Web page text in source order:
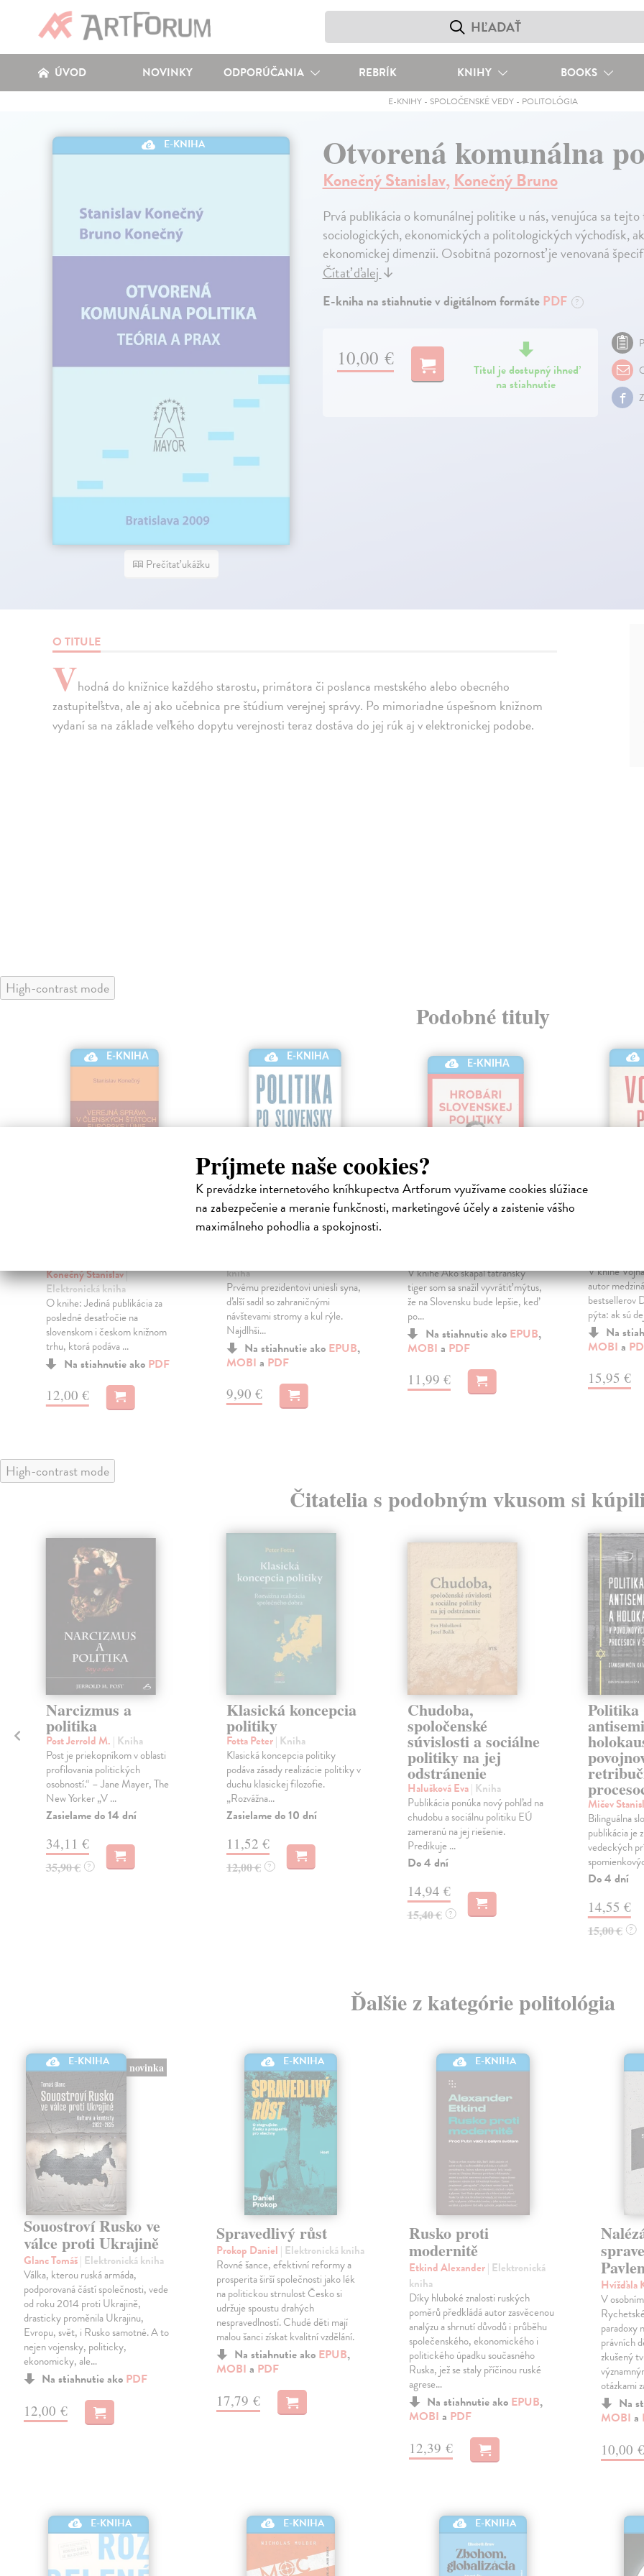
Príjmete naše cookies?
K prevádzke internetového kníhkupectva Artforum využívame cookies slúžiace
na zabezpečenie a meranie funkčnosti, marketingové účely a zaistenie vášho
maximálneho pohodlia a spokojnosti.
ÚVOD NOVINKY ODPORÚČANIA REBRÍK KNIHY BOOKS
E-KNIHY- SPOLOČENSKÉ VEDY- POLITOLÓGIA
E-KNIHA
Prečítať ukážku
Otvorená komunálna
Konečný Stanislav,Konečný Bruno
Prvá publikácia o komunálnej politike u nás, venujúca sa
sociologických, ekonomických a politologických východísk,
ekonomickej dimenzii. Osobitná pozornosť je venovaná
Čítať ďalej↓
E-kniha na stiahnutie v digitálnom formátePDF ?
10,00 €
Titul je dostupný ihneď
na stiahnutie
O TITULE
Vhodná do knižnice každého starostu, primátora či poslanca mestského alebo obecného
zastupiteľstva, ale aj ako učebnica pre štúdium verejnej správy. Po mimoriadne úspešnom knižnom
vydaní sa na základe veľkého dopytu verejnosti teraz dostáva do jej rúk aj v elektronickej podobe.
High-contrast mode
Podobné tituly
E-KNIHA
Konečný Stanislav|
Elektronická kniha
O knihe: Jediná publikácia za
posledné desaťročie na
slovenskom i českom knižnom
trhu, ktorá podáva ...
Na stiahnutie ako PDF
12,00 €
E-KNIHA
Politika po
kniha
Prvému prezidentovi uniesli syna,
ďalší sadil so zahraničnými
návštevami stromy a kul rýle.
Najdlhši...
Na stiahnutie ako EPUB,
MOBI a PDF
9,90 €
E-KNIHA
V knihe Ako skapal tatranský
tiger som sa snažil vyvrátiť mýtus,
že na Slovensku bude lepšie, keď
po...
Na stiahnutie ako EPUB,
MOBI a PDF
11,99 €
Vojna
V knihe
autor
bestsellerov
pýta: ak sú
Na
MOBI a
15,95 €
High-contrast mode
Čitatelia s podobným vkusom si
Narcizmus a
politika
Post Jerrold M. | Kniha
Post je priekopníkom v oblasti
profilovania politických
osobností.“ – Jane Mayer, The
New Yorker „V ...
Zasielame do 14 dní
34,11 €
35,90 € ?
Klasická koncepcia
politiky
Fotta Peter| Kniha
Klasická koncepcia politiky
podáva zásady realizácie politiky v
duchu klasickej filozofie.
„Rozvážna...
Zasielame do 10 dní
11,52 €
12,00 € ?
Chudoba,
spoločenské
súvislosti a sociálne
politiky na jej
odstránenie
Halušková Eva| Kniha
Publikácia ponúka nový pohľad na
chudobu a sociálnu politiku EÚ
zameranú na jej riešenie.
Predikuje ...
Do 4 dní
14,94 €
15,40 € ?
Politika
Mičev
Bilinguálna
publikácia je
vedeckých
Do 4 dní
14,55 €
15,00 € ?
Ďalšie z kategórie politológia
E-KNIHA novinka
Souostroví Rusko ve
válce proti Ukrajině
Glanc Tomáš| Elektronická kniha
Válka, kterou ruská armáda,
podporovaná částí společnosti, vede
od roku 2014 proti Ukrajině,
drasticky proměnila Ukrajinu,
Evropu, svět, i Rusko samotné. A to
nejen vojensky, politicky,
ekonomicky, ale…
Na stiahnutie ako PDF
12,00 €
E-KNIHA
Spravedlivý růst
Prokop Daniel | Elektronická kniha
Rovné šance, efektivní reformy a
prosperita širší společnosti jako lék
na politickou strnulost Česko si
udržuje spoustu drahých
nespravedlností. Chudé děti mají
malou šanci získat kvalitní vzdělání.
Na stiahnutie ako EPUB,
MOBI a PDF
17,79 €
E-KNIHA
Rusko proti
modernitě
Etkind Alexander| Elektronická
kniha
Díky hluboké znalosti ruských
poměrů předkládá autor zasvěcenou
analýzu a shrnutí důvodů i průběhu
společenského, ekonomického i
politického úpadku současného
Ruska, jež se staly příčinou ruské
agrese…
Na stiahnutie ako EPUB,
MOBI a PDF
12,39 €
Hvížďala
V
paradoxy
právních
zkušený
otázkami
Na
MOBI a
10,00 €
E-KNIHA E-KNIHA E-KNIHA